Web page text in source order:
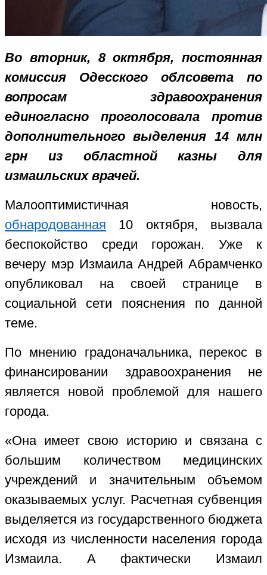
Во вторник, 8 октября, постоянная
комиссия Одесского облсовета по
вопросам здравоохранения
единогласно проголосовала против
дополнительного выделения 14 млн
грн из областной казны для
измаильских врачей.
Малооптимистичная новость,
обнародованная 10 октября, вызвала
беспокойство среди горожан. Уже к
вечеру мэр Измаила Андрей Абрамченко
опубликовал на своей странице в
социальной сети пояснения по данной
теме.
По мнению градоначальника, перекос в
финансировании здравоохранения не
является новой проблемой для нашего
города.
«Она имеет свою историю и связана с
большим количеством медицинских
учреждений и значительным объемом
оказываемых услуг. Расчетная субвенция
выделяется из государственного бюджета
исходя из численности населения города
Измаила. А фактически Измаил